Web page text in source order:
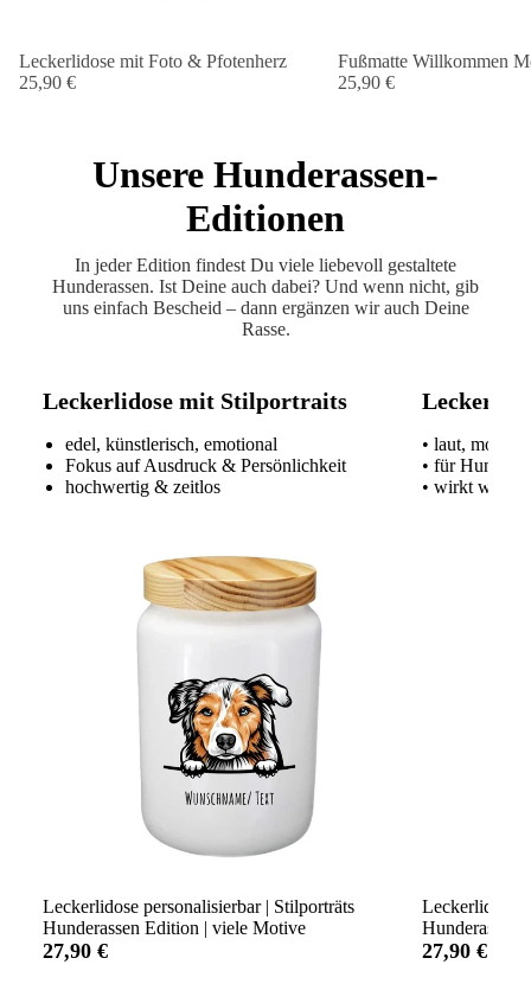
Leckerlidose mit Foto & Pfotenherz
25,90 €
Fußmatte Willkommen
25,90 €
Unsere Hunderassen-
Editionen
In jeder Edition findest Du viele liebevoll gestaltete
Hunderassen. Ist Deine auch dabei? Und wenn nicht, gib
uns einfach Bescheid – dann ergänzen wir auch Deine
Rasse.
Leckerlidose mit Stilportraits
edel, künstlerisch, emotional
Fokus auf Ausdruck & Persönlichkeit
hochwertig & zeitlos
Leckerlidose personalisierbar | Stilporträts
Hunderassen Edition | viele Motive
27,90 €
• laut,
• für
• wirkt wie
Leckerlidose
Hunderassen
27,90 €